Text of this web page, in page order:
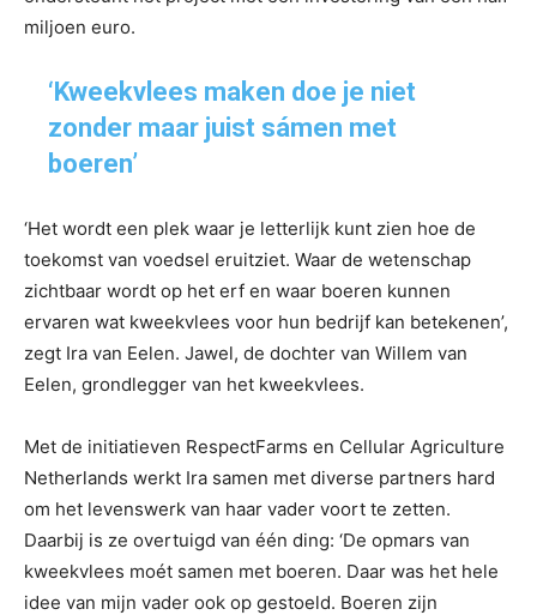
miljoen euro.
‘Kweekvlees maken doe je niet
zonder maar juist sámen met
boeren’
‘Het wordt een plek waar je letterlijk kunt zien hoe de
toekomst van voedsel eruitziet. Waar de wetenschap
zichtbaar wordt op het erf en waar boeren kunnen
ervaren wat kweekvlees voor hun bedrijf kan betekenen’,
zegt Ira van Eelen. Jawel, de dochter van Willem van
Eelen, grondlegger van het kweekvlees.
Met de initiatieven RespectFarms en Cellular Agriculture
Netherlands werkt Ira samen met diverse partners hard
om het levenswerk van haar vader voort te zetten.
Daarbij is ze overtuigd van één ding: ‘De opmars van
kweekvlees moét samen met boeren. Daar was het hele
idee van mijn vader ook op gestoeld. Boeren zijn